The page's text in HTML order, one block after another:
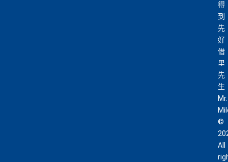
得
到
先
好
借
里
先
生
Mr.
©
All